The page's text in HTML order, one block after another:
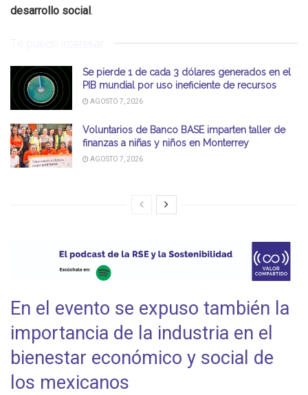
desarrollo social.
Te puede interesar
Se pierde 1 de cada 3 dólares generados en el
PIB mundial por uso ineficiente de recursos
AGOSTO 7, 2026
Voluntarios de Banco BASE imparten taller de
finanzas a niñas y niños en Monterrey
AGOSTO 7, 2026
En el evento se expuso también la
importancia de la industria en el
bienestar económico y social de
los mexicanos